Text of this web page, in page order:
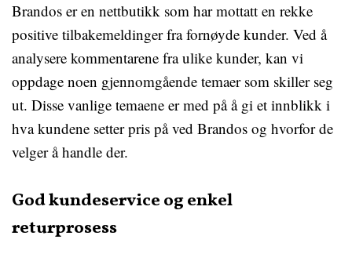
Brandos er en nettbutikk som har mottatt en rekke
positive tilbakemeldinger fra fornøyde kunder. Ved å
analysere kommentarene fra ulike kunder, kan vi
oppdage noen gjennomgående temaer som skiller seg
ut. Disse vanlige temaene er med på å gi et innblikk i
hva kundene setter pris på ved Brandos og hvorfor de
velger å handle der.
God kundeservice og enkel
returprosess